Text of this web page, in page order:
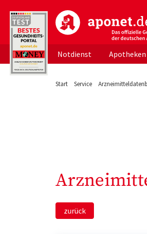
aponet.de - Das offizielle
Notdienst Apotheken
Start Service
zurück